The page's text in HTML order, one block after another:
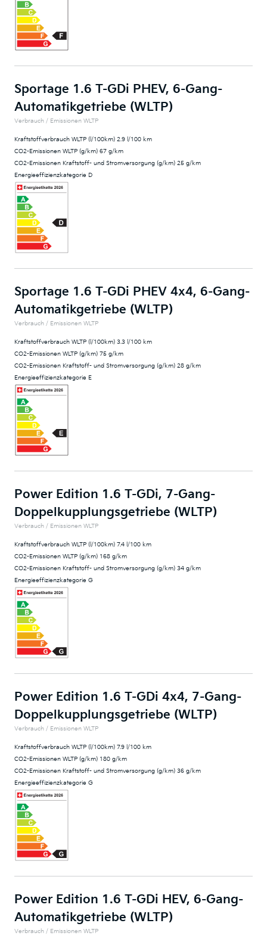
Sportage 1.6 T-GDi PHEV, 6-Gang-
Automatikgetriebe (WLTP)
Verbrauch / Emissionen WLTP
Kraftstoffverbrauch WLTP (l/100km) 2.9 l/100 km
CO2-Emissionen WLTP (g/km) 67 g/km
CO2-Emissionen Kraftstoff- und Stromversorgung (g/km) 25 g/km
Energieeffizienzkategorie D
Sportage 1.6 T-GDi PHEV 4x4, 6-Gang-
Automatikgetriebe (WLTP)
Verbrauch / Emissionen WLTP
Kraftstoffverbrauch WLTP (l/100km) 3.3 l/100 km
CO2-Emissionen WLTP (g/km) 75 g/km
CO2-Emissionen Kraftstoff- und Stromversorgung (g/km) 28 g/km
Energieeffizienzkategorie E
Power Edition 1.6 T-GDi, 7-Gang-
Doppelkupplungsgetriebe (WLTP)
Verbrauch / Emissionen WLTP
Kraftstoffverbrauch WLTP (l/100km) 7.4 l/100 km
CO2-Emissionen WLTP (g/km) 168 g/km
CO2-Emissionen Kraftstoff- und Stromversorgung (g/km) 34 g/km
Energieeffizienzkategorie G
Power Edition 1.6 T-GDi 4x4, 7-Gang-
Doppelkupplungsgetriebe (WLTP)
Verbrauch / Emissionen WLTP
Kraftstoffverbrauch WLTP (l/100km) 7.9 l/100 km
CO2-Emissionen WLTP (g/km) 180 g/km
CO2-Emissionen Kraftstoff- und Stromversorgung (g/km) 36 g/km
Energieeffizienzkategorie G
Power Edition 1.6 T-GDi HEV, 6-Gang-
Automatikgetriebe (WLTP)
Verbrauch / Emissionen WLTP